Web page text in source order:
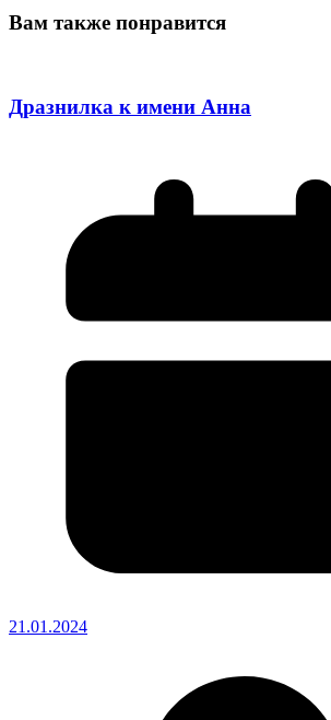
Вам также понравится
Дразнилка к имени Анна
21.01.2024